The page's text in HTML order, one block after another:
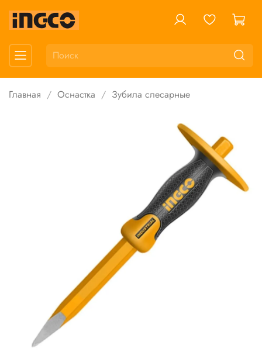
Главная Оснастка Зубила слесарные